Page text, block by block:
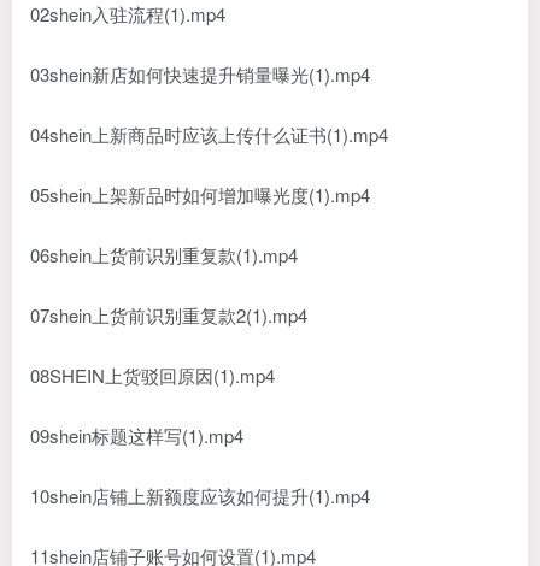
02shein入驻流程(1).mp4
03shein新店如何快速提升销量曝光(1).mp4
04shein上新商品时应该上传什么证书(1).mp4
05shein上架新品时如何增加曝光度(1).mp4
06shein上货前识别重复款(1).mp4
07shein上货前识别重复款2(1).mp4
08SHEIN上货驳回原因(1).mp4
09shein标题这样写(1).mp4
10shein店铺上新额度应该如何提升(1).mp4
11shein店铺子账号如何设置(1).mp4